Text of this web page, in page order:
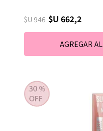
$U 946 $U 662,2